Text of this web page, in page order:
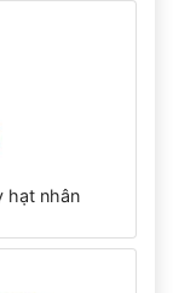
hạt nhân